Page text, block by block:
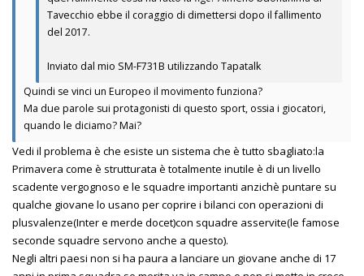
Tavecchio ebbe il coraggio di dimettersi dopo il fallimento
del 2017.
Inviato dal mio SM-F731B utilizzando Tapatalk
Quindi se vinci un Europeo il movimento funziona?
Ma due parole sui protagonisti di questo sport, ossia i giocatori,
quando le diciamo? Mai?
Vedi il problema è che esiste un sistema che è tutto sbagliato:la
Primavera come è strutturata è totalmente inutile è di un livello
scadente vergognoso e le squadre importanti anzichè puntare su
qualche giovane lo usano per coprire i bilanci con operazioni di
plusvalenze(Inter e merde docet)con squadre asservite(le famose
seconde squadre servono anche a questo).
Negli altri paesi non si ha paura a lanciare un giovane anche di 17